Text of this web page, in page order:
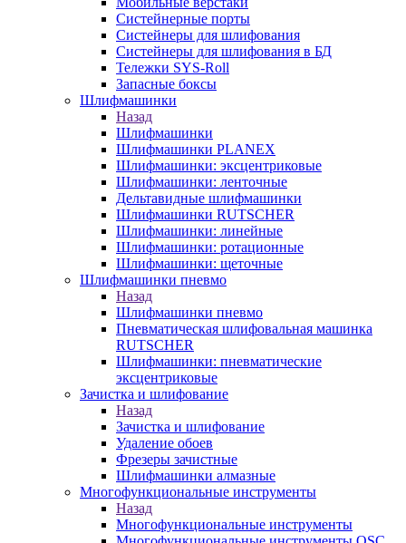
Систейнерные порты
Систейнеры для шлифования
Систейнеры для шлифования в БД
Тележки SYS-Roll
Запасные боксы
Шлифмашинки
Назад
Шлифмашинки
Шлифмашинки PLANEX
Шлифмашинки: эксцентриковые
Шлифмашинки: ленточные
Дельтавидные шлифмашинки
Шлифмашинки RUTSCHER
Шлифмашинки: линейные
Шлифмашинки: ротационные
Шлифмашинки: щеточные
Шлифмашинки пневмо
Назад
Шлифмашинки пневмо
Пневматическая шлифовальная машинка
RUTSCHER
Шлифмашинки: пневматические
эксцентриковые
Зачистка и шлифование
Назад
Зачистка и шлифование
Удаление обоев
Фрезеры зачистные
Шлифмашинки алмазные
Многофункциональные инструменты
Назад
Многофункциональные инструменты